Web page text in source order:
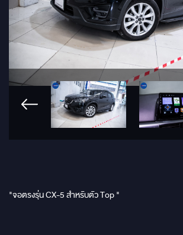
"จอตรงรุ่น CX-5 สำหรับตัว Top "